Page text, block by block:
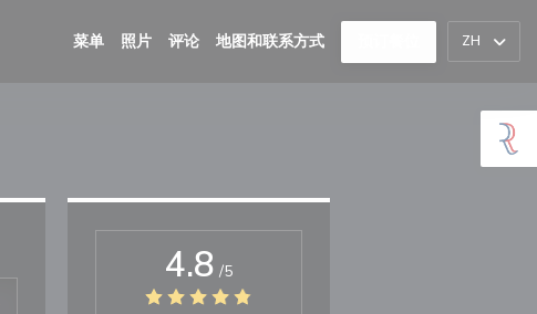
菜单 照片 评论 地图和联系方式 ZH
4.8 /5